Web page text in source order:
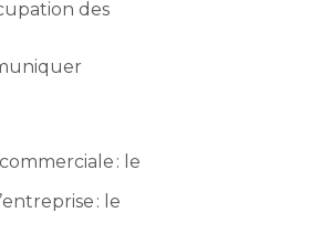
des
: le
: le